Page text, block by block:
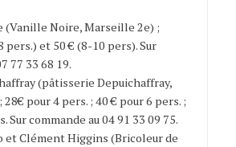
(Vanille Noire, Marseille 2e) ;
pers.) et 50 € (8-10 pers). Sur
77 33 68 19.
(pâtisserie Depuichaffray,
pour 4 pers. ; 40 € pour 6 pers. ;
Sur commande au 04 91 33 09 75.
Clément Higgins (Bricoleur de